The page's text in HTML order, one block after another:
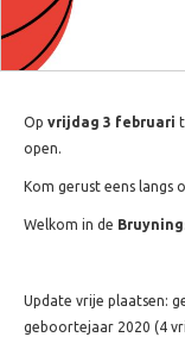
Op vrijdag 3 februari
open.
Kom gerust eens langs
Welkom in de
Update vrije plaatsen:
geboortejaar 2020 (4